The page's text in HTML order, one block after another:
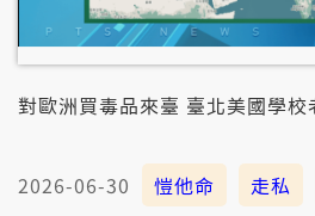
對歐洲買毒品來臺 臺北美國學校
2026-06-30 愷他命 走私